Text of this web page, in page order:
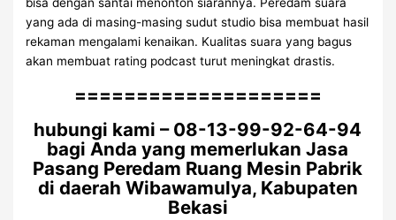
bisa dengan santai menonton siarannya. Peredam suara
yang ada di masing-masing sudut studio bisa membuat hasil
rekaman mengalami kenaikan. Kualitas suara yang bagus
akan membuat rating podcast turut meningkat drastis.
====================
hubungi kami – 08-13-99-92-64-94
bagi Anda yang memerlukan Jasa
Pasang Peredam Ruang Mesin Pabrik
di daerah Wibawamulya, Kabupaten
Bekasi